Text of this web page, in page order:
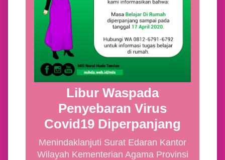
Libur Waspada
Penyebaran Virus
Covid19 Diperpanjang
Menindaklanjuti Surat Edaran Kantor
Wilayah Kementerian Agama Provinsi